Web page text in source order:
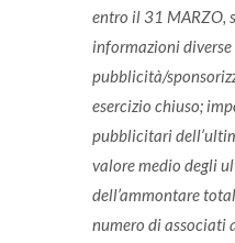
entro il 31 MARZO,
informazioni
pubblicità/
esercizio chiuso;
pubblicitari
valore medio degli
dell’ammontare
numero di associati